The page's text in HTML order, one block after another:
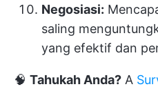
Negosiasi:
saling
yang efektif dan
🧠 Tahukah Anda? A